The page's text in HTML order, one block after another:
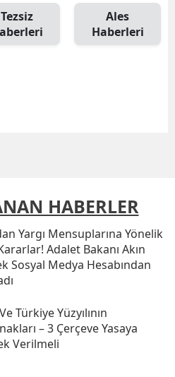
Tezsiz
Ales
Haberleri
HABERLER
Yargı Mensuplarına Yönelik
Adalet Bakanı Akın
Sosyal Medya Hesabından
Türkiye Yüzyılının
– 3 Çerçeve Yasaya
Verilmeli